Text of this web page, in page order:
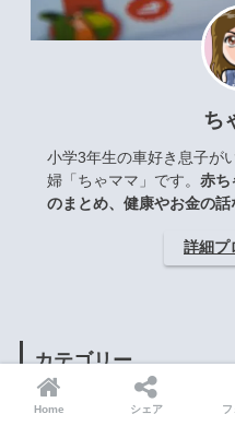
ち
小学3年生の車好き息子が
婦「ちゃママ」です。 赤ち
のまとめ、健康やお金の
詳細プ
カテゴリー
ちゃママのこと
Home シェア